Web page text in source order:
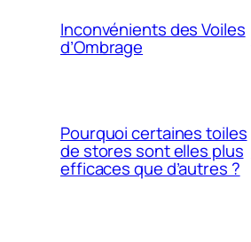
Inconvénients des Voiles
d’Ombrage
Pourquoi certaines toiles
de stores sont elles plus
efficaces que d’autres ?